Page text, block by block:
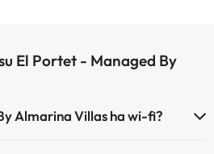
El Portet - Managed By
Almarina Villas ha wi-fi?